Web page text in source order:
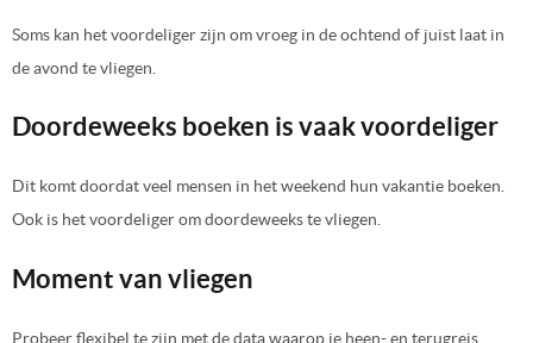
Soms kan het voordeliger zijn om vroeg in de ochtend of juist laat in
de avond te vliegen.
Doordeweeks boeken is vaak voordeliger
Dit komt doordat veel mensen in het weekend hun vakantie boeken.
Ook is het voordeliger om doordeweeks te vliegen.
Moment van vliegen
Probeer flexibel te zijn met de data waarop je heen- en terugreis